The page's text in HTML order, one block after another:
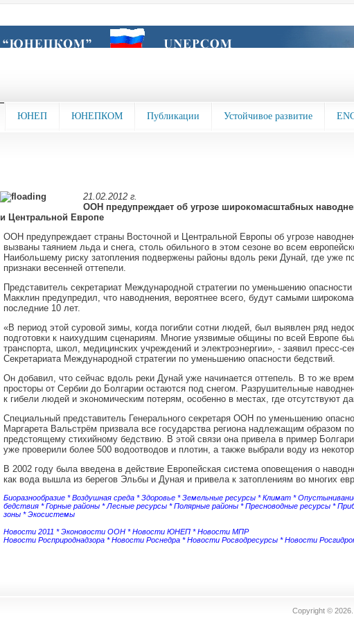
ЮНЕП ЮНЕПКОМ Публикации Устойчивое развитие
21.02.2012 г.
ООН предупреждает об угрозе широкомасштабных
и Центральной Европе
ООН предупреждает страны Восточной и Центральной Европы об угрозе
вызваны таянием льда и снега, столь обильного в этом сезоне во всем
Наибольшему риску затопления подвержены районы вдоль реки Дунай, где уже
признаки весенней оттепели.
Представитель секретариат Международной стратегии по уменьшению
Макклин предупредил, что наводнения, вероятнее всего, будут самыми
последние 10 лет.
«В период этой суровой зимы, когда погибли сотни людей, был выявлен ряд
подготовки к наихудшим сценариям. Многие уязвимые общины по всей Европе
транспорта, школ, медицинских учреждений и электроэнергии», - заявил пресс-
Секретариата Международной стратегии по уменьшению опасности бедствий.
Он добавил, что сейчас вдоль реки Дунай уже начинается оттепель. В то же
просторы от Сербии до Болгарии остаются под снегом. Разрушительные
к гибели людей и экономическим потерям, особенно в местах, где отсутствуют
Специальный представитель Генерального секретаря ООН по уменьшению
Маргарета Вальстрём призвала все государства региона надлежащим образом
предстоящему стихийному бедствию. В этой связи она привела в пример
уже проверили более 500 водоотводов и плотин, а также выбрали воду из
В 2002 году была введена в действие Европейская система оповещения о
как вода вышла из берегов Эльбы и Дуная и привела к затоплениям во многих
Биоразнообразие *Воздушная среда *Здоровье *Земельные ресурсы *Климат *
бедствия *Горные районы *Лесные ресурсы *Полярные районы *Пресноводные ресурсы *
зоны *Экосистемы
Новости 2011 *Эконовости ООН*Новости ЮНЕП*Новости МПР
Новости Росприроднадзора*Новости Роснедра*Новости Росводресурсы*Новости
Copyright ©